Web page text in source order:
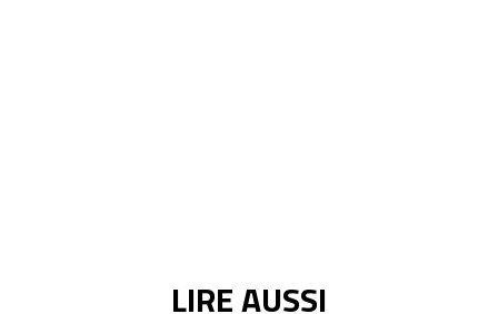
LIRE AUSSI